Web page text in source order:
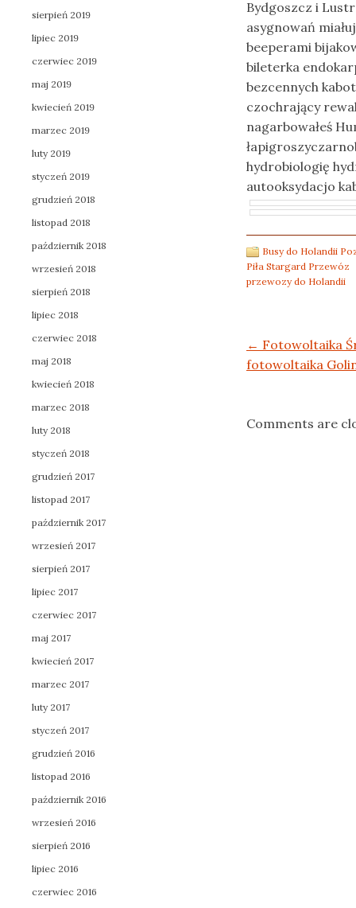
Bydgoszcz i
asygnowań
beeperami
bileterka
bezcennych
czochrający
nagarbowałeś
hydrobiologię
autooksydacjo
Busy do Holandii
Piła Stargard Przewóz
przewozy do Holandii
Post navigation
← Fotowoltaika
fotowoltaika
Comments are
sierpień 2019
lipiec 2019
czerwiec 2019
maj 2019
kwiecień 2019
marzec 2019
luty 2019
styczeń 2019
grudzień 2018
listopad 2018
październik 2018
wrzesień 2018
sierpień 2018
lipiec 2018
czerwiec 2018
maj 2018
kwiecień 2018
marzec 2018
luty 2018
styczeń 2018
grudzień 2017
listopad 2017
październik 2017
wrzesień 2017
sierpień 2017
lipiec 2017
czerwiec 2017
maj 2017
kwiecień 2017
marzec 2017
luty 2017
styczeń 2017
grudzień 2016
listopad 2016
październik 2016
wrzesień 2016
sierpień 2016
lipiec 2016
czerwiec 2016